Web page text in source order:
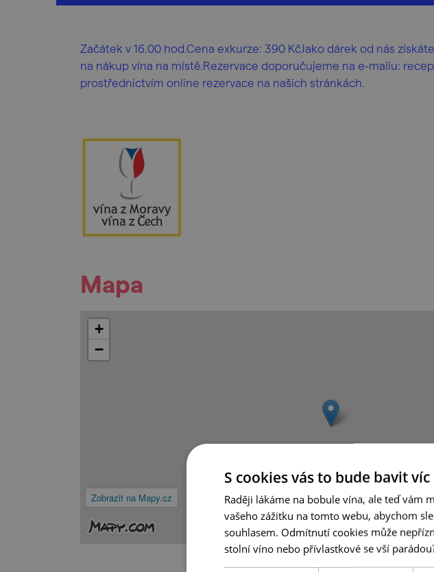
Začátek v 16.00 hod.Cena exkurze: 390 KčJako dárek od nás
na nákup vína na místě.Rezervace doporučujeme na e-mailu:
prostřednictvím online rezervace na našich stránkách.
Mapa
Zobrazit na Mapy.cz
+
−
S cookies vás to bude bavit víc
Raději lákáme na bobule vína, ale teď vám
vašeho zážitku na tomto webu, abychom
souhlasem. Odmítnutí cookies může
stolní víno nebo přívlastkové se vší